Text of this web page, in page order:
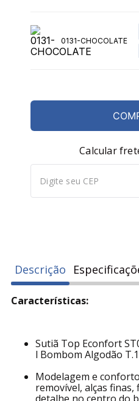
0131-CHOCOLATE
Calcular
Descrição
Características:
Sutiã Top Econfort
l Bombom Algodão
Modelagem e
removível, alças finas,